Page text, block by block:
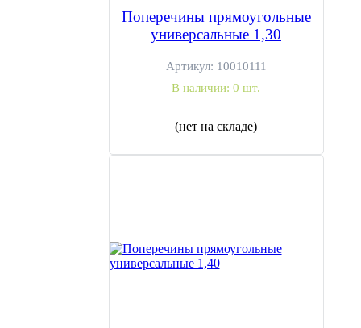
Поперечины прямоугольные
универсальные 1,30
Артикул: 10010111
В наличии: 0 шт.
(нет на складе)